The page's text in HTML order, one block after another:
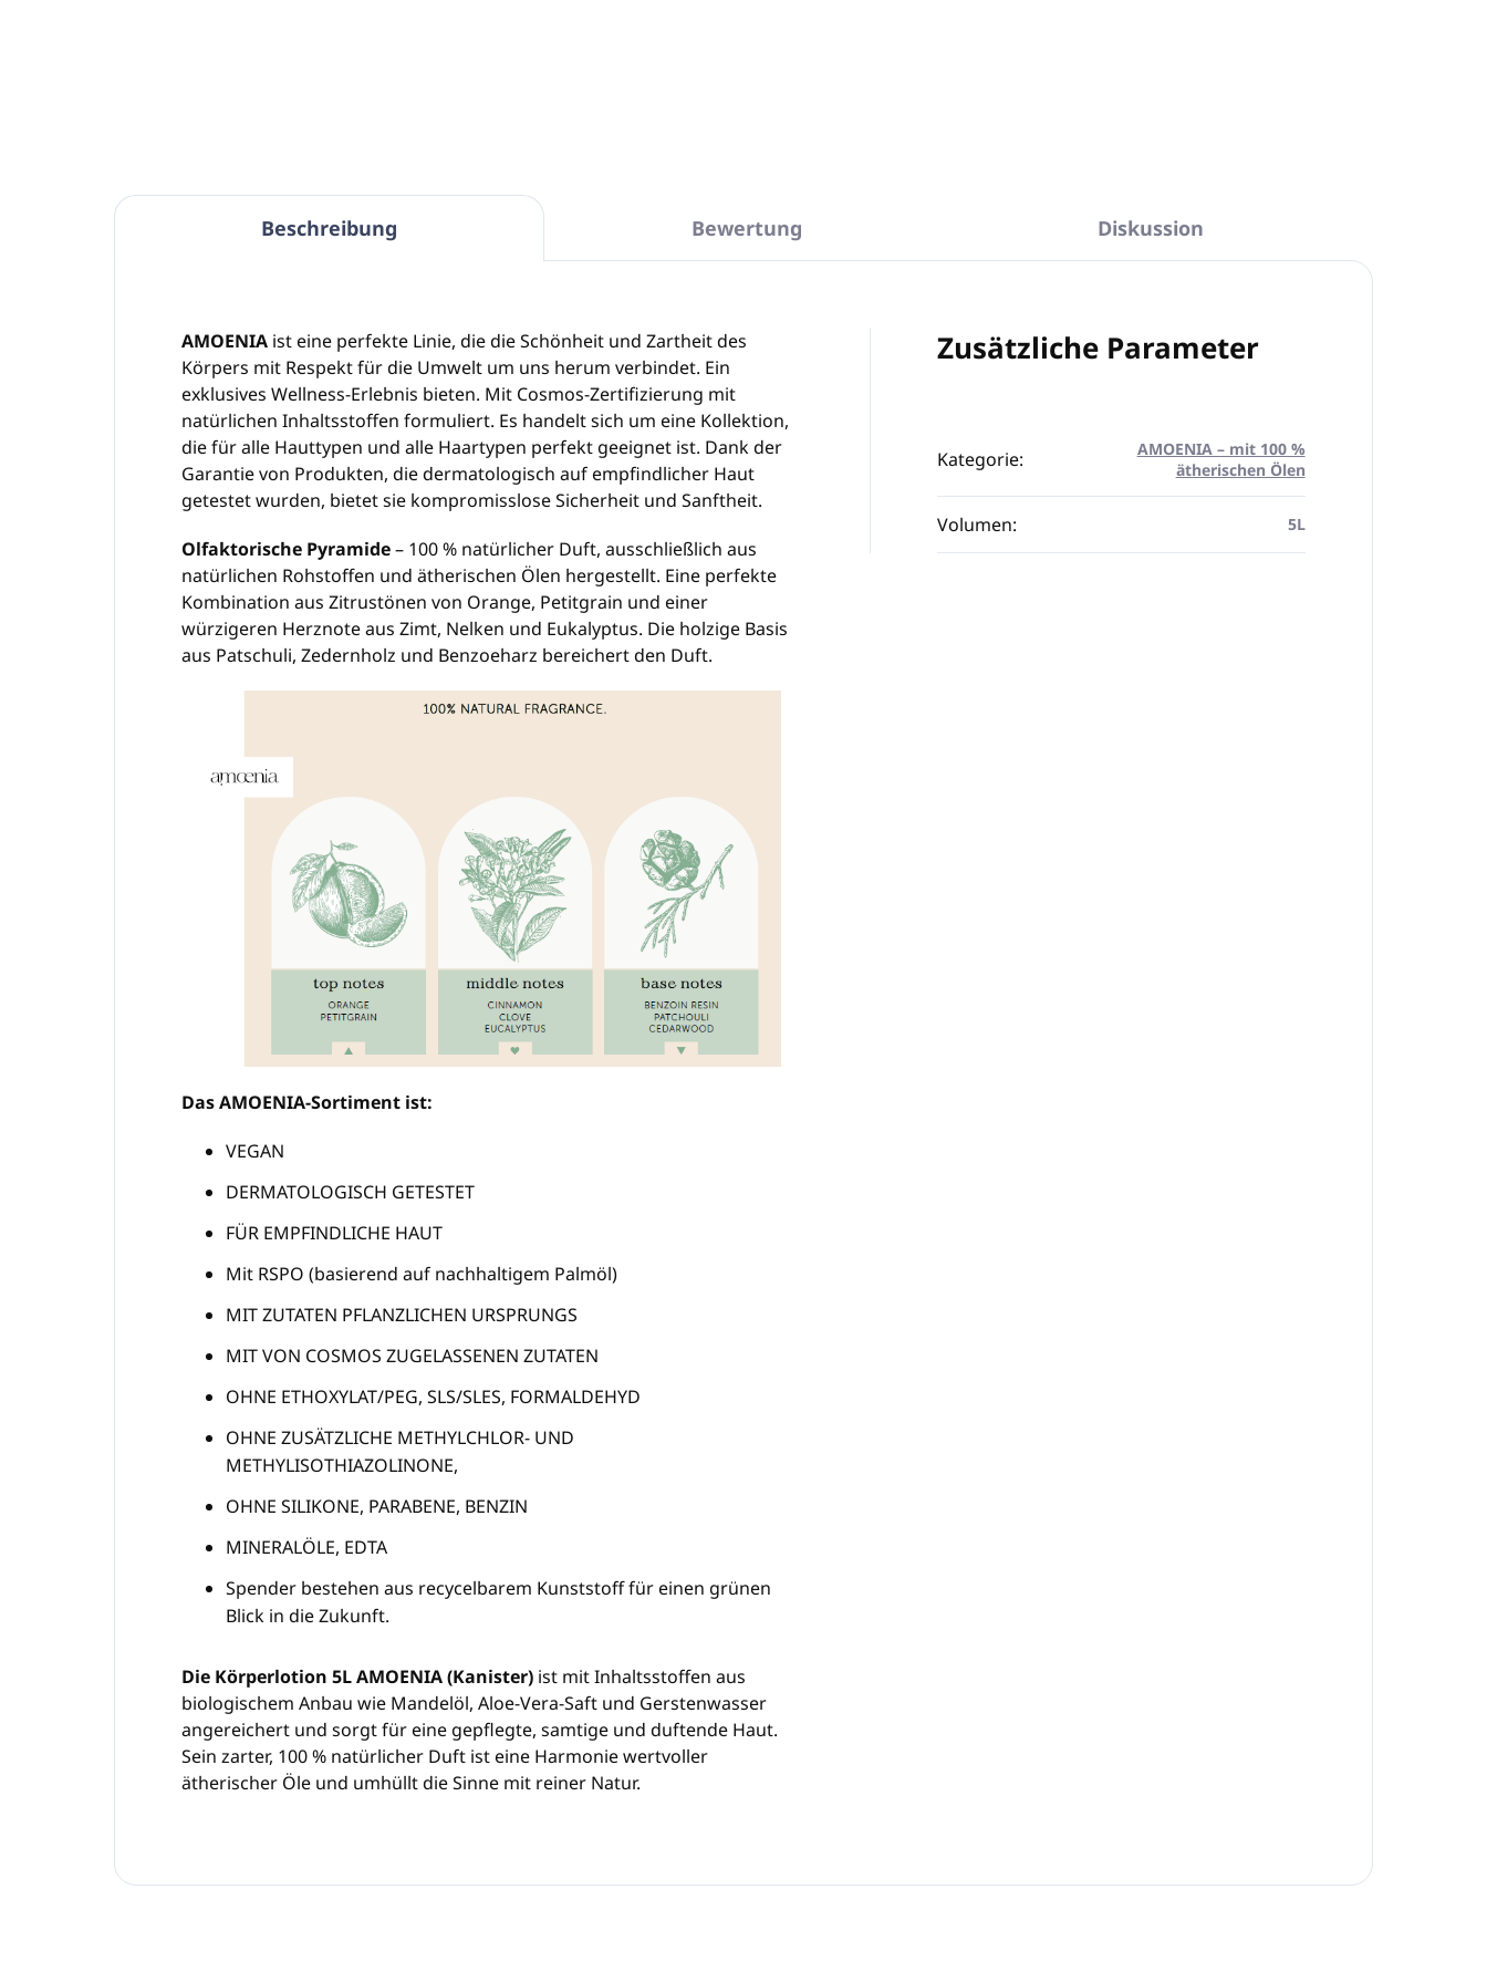
Beschreibung Bewertung Diskussion
AMOENIA ist eine perfekte Linie, die die Schönheit und Zartheit des
Körpers mit Respekt für die Umwelt um uns herum verbindet. Ein
exklusives Wellness-Erlebnis bieten. Mit Cosmos-Zertifizierung mit
natürlichen Inhaltsstoffen formuliert. Es handelt sich um eine Kollektion,
die für alle Hauttypen und alle Haartypen perfekt geeignet ist. Dank der
Garantie von Produkten, die dermatologisch auf empfindlicher Haut
getestet wurden, bietet sie kompromisslose Sicherheit und Sanftheit.
Olfaktorische Pyramide– 100 % natürlicher Duft, ausschließlich aus
natürlichen Rohstoffen und ätherischen Ölen hergestellt. Eine perfekte
Kombination aus Zitrustönen von Orange, Petitgrain und einer
würzigeren Herznote aus Zimt, Nelken und Eukalyptus. Die holzige Basis
aus Patschuli, Zedernholz und Benzoeharz bereichert den Duft.
Das AMOENIA-Sortiment ist:
VEGAN
DERMATOLOGISCH GETESTET
FÜR EMPFINDLICHE HAUT
Mit RSPO (basierend auf nachhaltigem Palmöl)
MIT ZUTATEN PFLANZLICHEN URSPRUNGS
MIT VON COSMOS ZUGELASSENEN ZUTATEN
OHNE ETHOXYLAT/PEG, SLS/SLES, FORMALDEHYD
OHNE ZUSÄTZLICHE METHYLCHLOR- UND
METHYLISOTHIAZOLINONE,
OHNE SILIKONE, PARABENE, BENZIN
MINERALÖLE, EDTA
Spender bestehen aus recycelbarem Kunststoff für einen grünen
Blick in die Zukunft.
Die Körperlotion 5L AMOENIA (Kanister) ist mit Inhaltsstoffen aus
biologischem Anbau wie Mandelöl, Aloe-Vera-Saft und Gerstenwasser
angereichert und sorgt für eine gepflegte, samtige und duftende Haut.
Sein zarter, 100 % natürlicher Duft ist eine Harmonie wertvoller
ätherischer Öle und umhüllt die Sinne mit reiner Natur.
Zusätzliche Parameter
Kategorie:
AMOENIA – mit 100 %
ätherischen Ölen
Volumen: 5L